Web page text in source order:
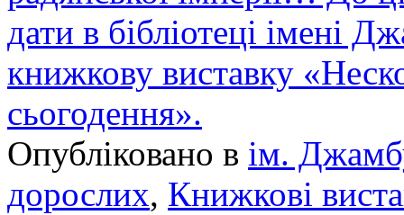
дати в бібліотеці імені
книжкову виставку
сьогодення».
Опубліковано в ім.
дорослих, Книжкові